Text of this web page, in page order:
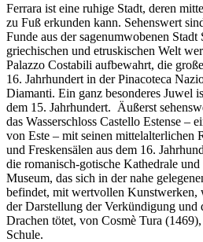
Ferrara ist eine ruhige Stadt, deren
zu Fuß erkunden kann. Sehenswert
Funde aus der sagenumwobenen
griechischen und etruskischen Welt
Palazzo Costabili aufbewahrt, die
16. Jahrhundert in der Pinacoteca
Diamanti. Ein ganz besonderes Juwel
dem 15. Jahrhundert. Äußerst
das Wasserschloss Castello Estense –
von Este – mit seinen mittelalterlichen
und Freskensälen aus dem 16.
die romanisch-gotische Kathedrale und
Museum, das sich in der nahe
befindet, mit wertvollen
der Darstellung der Verkündigung und
Drachen tötet, von Cosmè Tura
Schule.